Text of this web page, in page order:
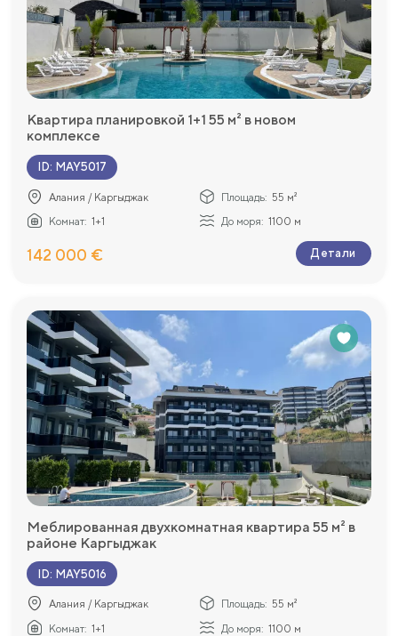
Квартира планировкой 1+1 55 м² в новом
комплексе
ID: MAY5017
Алания / Каргыджак Площадь: 55 м²
Комнат: 1+1 До моря: 1100 м
142 000 € Детали
Меблированная двухкомнатная квартира 55 м² в
районе Каргыджак
ID: MAY5016
Алания / Каргыджак Площадь: 55 м²
Комнат: 1+1 До моря: 1100 м